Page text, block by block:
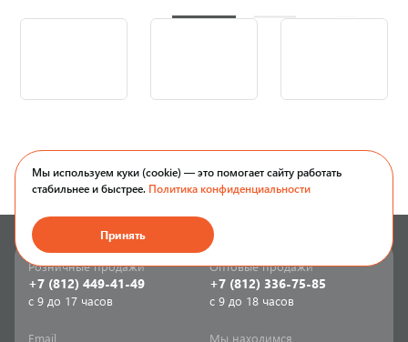
Мы используем куки (cookie) — это помогает сайту работать
стабильнее и быстрее. Политика конфиденциальности
Принять
Розничные продажи
+7 (812) 449-41-49
с 9 до 17 часов
Оптовые продажи
+7 (812) 336-75-85
с 9 до 18 часов
Email Мы находимся